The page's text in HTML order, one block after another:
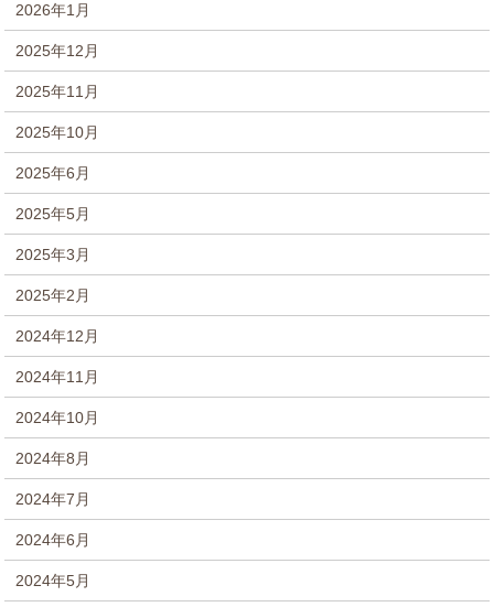
2026年1月
2025年12月
2025年11月
2025年10月
2025年6月
2025年5月
2025年3月
2025年2月
2024年12月
2024年11月
2024年10月
2024年8月
2024年7月
2024年6月
2024年5月